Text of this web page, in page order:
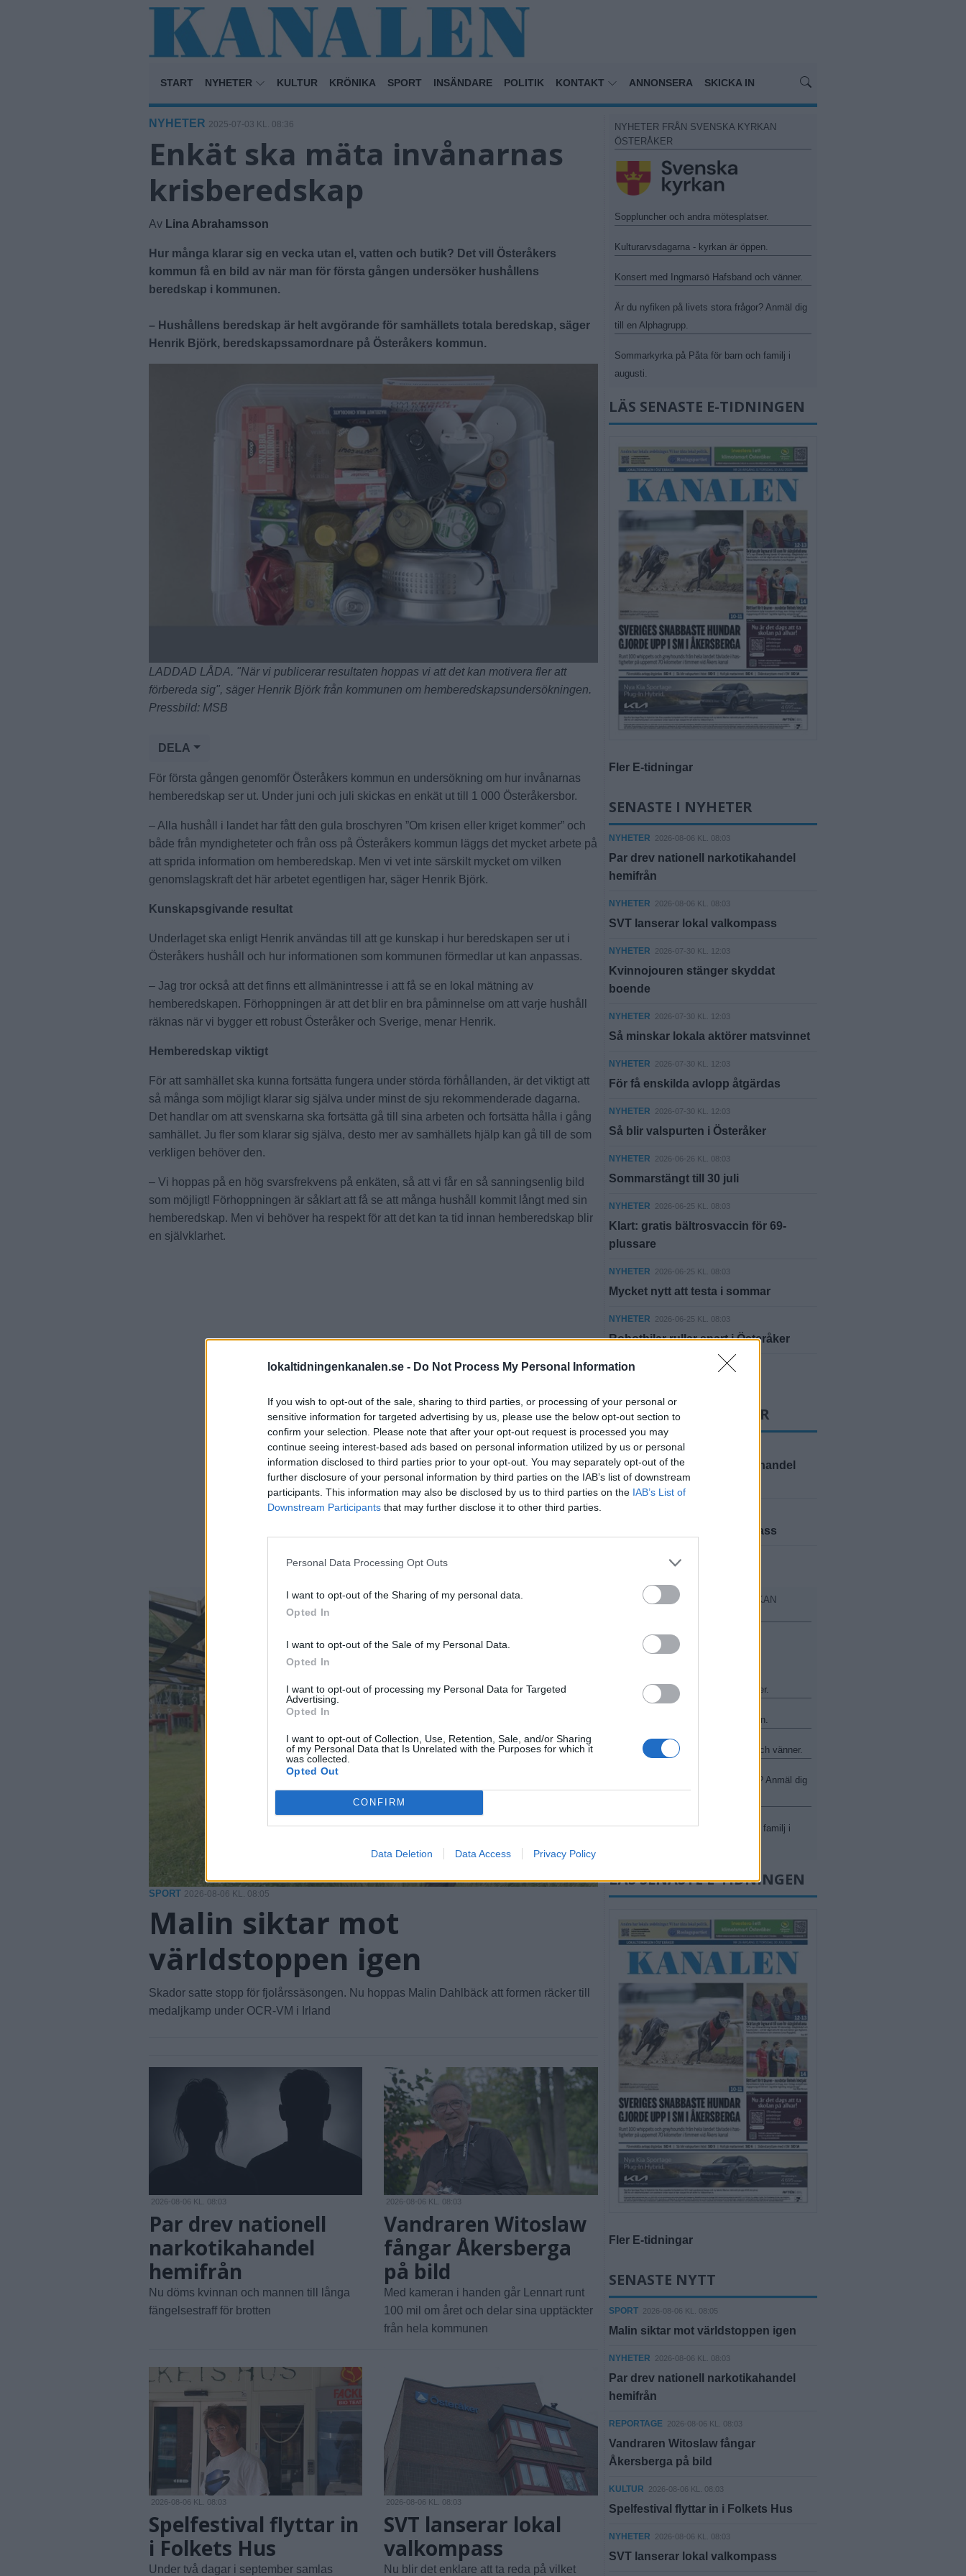
lokaltidningenkanalen.se - Do Not Process My Personal Information
If you wish to opt-out of the sale, sharing to third parties, or processing of your personal or
sensitive information for targeted advertising by us, please use the below opt-out section to
confirm your selection. Please note that after your opt-out request is processed you may
continue seeing interest-based ads based on personal information utilized by us or personal
information disclosed to third parties prior to your opt-out. You may separately opt-out of the
further disclosure of your personal information by third parties on the IAB’s list of downstream
participants. This information may also be disclosed by us to third parties on the IAB’s List of
Downstream Participants that may further disclose it to other third parties.
Personal Data Processing Opt Outs
I want to opt-out of the Sharing of my personal data.
Opted In
I want to opt-out of the Sale of my Personal Data.
Opted In
I want to opt-out of processing my Personal Data for Targeted
Advertising.
Opted In
I want to opt-out of Collection, Use, Retention, Sale, and/or Sharing
of my Personal Data that Is Unrelated with the Purposes for which it
was collected.
Opted Out
CONFIRM
Data Deletion Data Access Privacy Policy
START NYHETER KULTUR KRÖNIKA SPORT INSÄNDARE POLITIK KONTAKT ANNONSERA SKICKA IN
NYHETER 2025-07-03 KL. 08:36
Enkät ska mäta invånarnas
krisberedskap
Av Lina Abrahamsson
Hur många klarar sig en vecka utan el, vatten och butik? Det vill Österåkers
kommun få en bild av när man för första gången undersöker hushållens
beredskap i kommunen.
– Hushållens beredskap är helt avgörande för samhällets totala beredskap, säger
Henrik Björk, beredskapssamordnare på Österåkers kommun.
LADDAD LÅDA. "När vi publicerar resultaten hoppas vi att det kan motivera fler att
förbereda sig", säger Henrik Björk från kommunen om hemberedskapsundersökningen.
Pressbild: MSB
DELA
För första gången genomför Österåkers kommun en undersökning om hur invånarnas
hemberedskap ser ut. Under juni och juli skickas en enkät ut till 1 000 Österåkersbor.
– Alla hushåll i landet har fått den gula broschyren ”Om krisen eller kriget kommer” och
både från myndigheteter och från oss på Österåkers kommun läggs det mycket arbete på
att sprida information om hemberedskap. Men vi vet inte särskilt mycket om vilken
genomslagskraft det här arbetet egentligen har, säger Henrik Björk.
Kunskapsgivande resultat
Underlaget ska enligt Henrik användas till att ge kunskap i hur beredskapen ser ut i
Österåkers hushåll och hur informationen som kommunen förmedlar ut kan anpassas.
– Jag tror också att det finns ett allmänintresse i att få se en lokal mätning av
hemberedskapen. Förhoppningen är att det blir en bra påminnelse om att varje hushåll
räknas när vi bygger ett robust Österåker och Sverige, menar Henrik.
Hemberedskap viktigt
För att samhället ska kunna fortsätta fungera under störda förhållanden, är det viktigt att
så många som möjligt klarar sig själva under minst de sju rekommenderade dagarna.
Det handlar om att svenskarna ska fortsätta gå till sina arbeten och fortsätta hålla i gång
samhället. Ju fler som klarar sig själva, desto mer av samhällets hjälp kan gå till de som
verkligen behöver den.
– Vi hoppas på en hög svarsfrekvens på enkäten, så att vi får en så sanningsenlig bild
som möjligt! Förhoppningen är såklart att få se att många hushåll kommit långt med sin
hemberedskap. Men vi behöver ha respekt för att det kan ta tid innan hemberedskap blir
en självklarhet.
NYHETER FRÅN SVENSKA KYRKAN
ÖSTERÅKER
Soppluncher och andra mötesplatser.
Kulturarvsdagarna - kyrkan är öppen.
Konsert med Ingmarsö Hafsband och vänner.
Är du nyfiken på livets stora frågor? Anmäl dig
till en Alphagrupp.
Sommarkyrka på Påta för barn och familj i
augusti.
LÄS SENASTE E-TIDNINGEN
Fler E-tidningar
SENASTE I NYHETER
NYHETER 2026-08-06 KL. 08:03
Par drev nationell narkotikahandel
hemifrån
NYHETER 2026-08-06 KL. 08:03
SVT lanserar lokal valkompass
NYHETER 2026-07-30 KL. 12:03
Kvinnojouren stänger skyddat
boende
NYHETER 2026-07-30 KL. 12:03
Så minskar lokala aktörer matsvinnet
NYHETER 2026-07-30 KL. 12:03
För få enskilda avlopp åtgärdas
NYHETER 2026-07-30 KL. 12:03
Så blir valspurten i Österåker
NYHETER 2026-06-26 KL. 08:03
Sommarstängt till 30 juli
NYHETER 2026-06-25 KL. 08:03
Klart: gratis bältrosvaccin för 69-
plussare
NYHETER 2026-06-25 KL. 08:03
Mycket nytt att testa i sommar
NYHETER 2026-06-25 KL. 08:03
Robotbilar rullar snart i Österåker
Fler nyheter
MEST LÄSTA NYHETER
NYHETER 2026-08-06 KL. 08:03
Par drev nationell narkotikahandel
hemifrån
SVT lanserar lokal valkompass
Fler nyheter
SPORT 2026-08-06 KL. 08:05
Malin siktar mot
världstoppen igen
Skador satte stopp för fjolårssäsongen. Nu hoppas Malin Dahlbäck att formen räcker till
medaljkamp under OCR-VM i Irland
2026-08-06 KL. 08:03
Par drev nationell
narkotikahandel
hemifrån
Nu döms kvinnan och mannen till långa
fängelsestraff för brotten
2026-08-06 KL. 08:03
Vandraren Witoslaw
fångar Åkersberga
på bild
Med kameran i handen går Lennart runt
100 mil om året och delar sina upptäckter
från hela kommunen
2026-08-06 KL. 08:03
Spelfestival flyttar in
i Folkets Hus
Under två dagar i september samlas
2026-08-06 KL. 08:03
SVT lanserar lokal
valkompass
Nu blir det enklare att ta reda på vilket
NYHETER FRÅN SVENSKA KYRKAN
Soppluncher och andra mötesplatser.
Kulturarvsdagarna - kyrkan är öppen.
Konsert med Ingmarsö Hafsband och vänner.
Är du nyfiken på livets stora frågor? Anmäl dig
Sommarkyrka på Påta för barn och familj i
LÄS SENASTE E-TIDNINGEN
Fler E-tidningar
SENASTE NYTT
SPORT 2026-08-06 KL. 08:05
Malin siktar mot världstoppen igen
NYHETER 2026-08-06 KL. 08:03
Par drev nationell narkotikahandel
hemifrån
REPORTAGE 2026-08-06 KL. 08:03
Vandraren Witoslaw fångar
Åkersberga på bild
KULTUR 2026-08-06 KL. 08:03
Spelfestival flyttar in i Folkets Hus
NYHETER 2026-08-06 KL. 08:03
SVT lanserar lokal valkompass